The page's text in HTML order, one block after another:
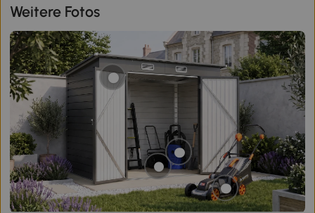
Touch-Steuerung
Weitere Fotos